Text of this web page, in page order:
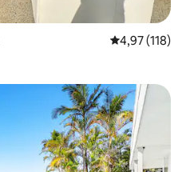
4,97 de
4,97 (118)